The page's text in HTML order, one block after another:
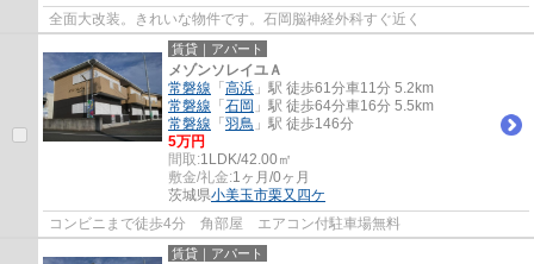
全面大改装。きれいな物件です。石岡脳神経外科すぐ近く
賃貸｜アパート
メゾンソレイユＡ
常磐線 「 高浜 」駅 徒歩61分車11分 5.2km
常磐線 「 石岡 」駅 徒歩64分車16分 5.5km
常磐線 「 羽鳥 」駅 徒歩146分
5万円
間取:1LDK/42.00㎡
敷金/礼金:1ヶ月/0ヶ月
茨城県小美玉市栗又四ケ
コンビニまで徒歩4分 角部屋 エアコン付駐車場無料
賃貸｜アパート